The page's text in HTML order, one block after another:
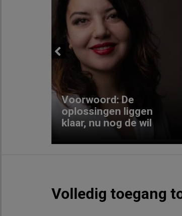
Previous
Voorwoord: De
oplossingen liggen
klaar, nu nog de wil
Volledig toegang